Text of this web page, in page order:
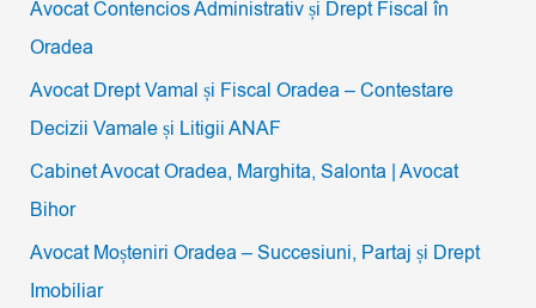
h
Avocat Contencios Administrativ și Drept Fiscal în
Oradea
Avocat Drept Vamal și Fiscal Oradea – Contestare
Decizii Vamale și Litigii ANAF
Cabinet Avocat Oradea, Marghita, Salonta | Avocat
Bihor
Avocat Moșteniri Oradea – Succesiuni, Partaj și Drept
Imobiliar